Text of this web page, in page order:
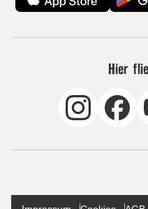
Hier